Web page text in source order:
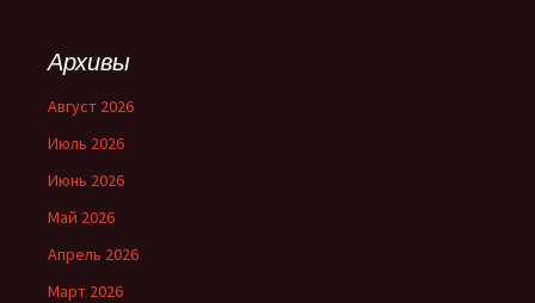
Архивы
Август 2026
Июль 2026
Июнь 2026
Май 2026
Апрель 2026
Март 2026